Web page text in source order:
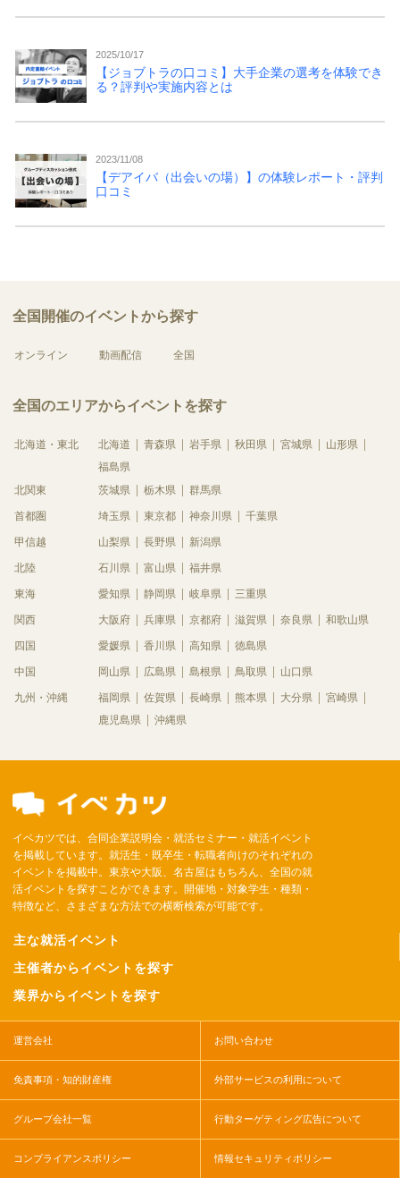
2025/10/17
【ジョブトラの口コミ】大手企業の選考を体験でき
る？評判や実施内容とは
2023/11/08
【デアイバ（出会いの場）】の体験レポート・評判
口コミ
全国開催のイベントから探す
オンライン 動画配信 全国
全国のエリアからイベントを探す
北海道・東北 北海道 青森県 岩手県 秋田県 宮城県
山形県
福島県
北関東
茨城県 栃木県 群馬県
首都圏 埼玉県 東京都 神奈川県 千葉県
甲信越 山梨県 長野県 新潟県
北陸 石川県 富山県 福井県
東海 愛知県 静岡県 岐阜県 三重県
関西 大阪府 兵庫県 京都府 滋賀県 奈良県 和歌山県
四国 愛媛県 香川県 高知県 徳島県
中国 岡山県 広島県 島根県 鳥取県 山口県
九州・沖縄 福岡県 佐賀県 長崎県 熊本県 大分県
宮崎県
鹿児島県
沖縄県
イベカツでは、合同企業説明会・就活セミナー・就活イベント
を掲載しています。就活生・既卒生・転職者向けのそれぞれの
イベントを掲載中。東京や大阪、名古屋はもちろん、全国の就
活イベントを探すことができます。開催地・対象学生・種類・
特徴など、さまざまな方法での横断検索が可能です。
主な就活イベント
主催者からイベントを探す
業界からイベントを探す
運営会社 お問い合わせ
免責事項・知的財産権 外部サービスの利用について
グループ会社一覧 行動ターゲティング広告について
コンプライアンスポリシー 情報セキュリティポリシー